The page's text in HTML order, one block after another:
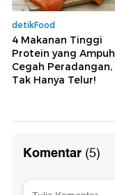
detikFood
4 Makanan Tinggi
Protein yang Ampuh
Cegah Peradangan,
Tak Hanya Telur!